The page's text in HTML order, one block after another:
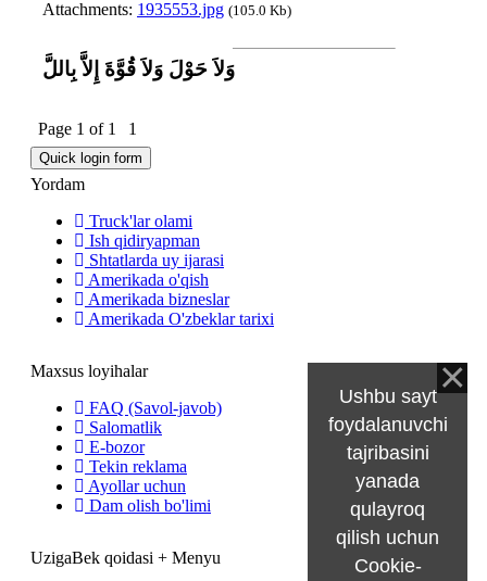
Attachments: 1935553.jpg (105.0 Kb)
وَلاَ حَوْلَ وَلاَ قُوَّةَ إِلاَّ بِاللَّ
Page 1 of 1 1
Yordam
Truck'lar olami
Ish qidiryapman
Shtatlarda uy ijarasi
Amerikada o'qish
Amerikada bizneslar
Amerikada O'zbeklar tarixi
Maxsus loyihalar
FAQ (Savol-javob)
Salomatlik
E-bozor
Tekin reklama
Ayollar uchun
Dam olish bo'limi
UzigaBek qoidasi + Menyu
Ushbu sayt
foydalanuvchi
tajribasini
yanada
qulayroq
qilish uchun
Cookie-